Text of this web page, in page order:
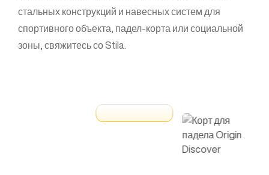
стальных конструкций и навесных систем для
спортивного объекта, падел-корта или социальной
зоны, свяжитесь со Stila.